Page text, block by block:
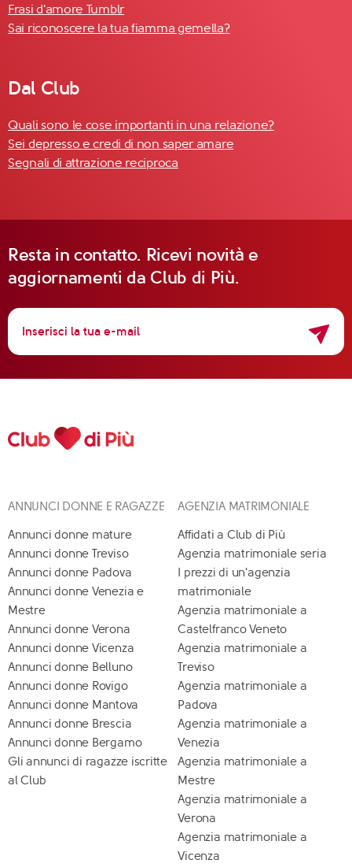
Frasi d'amore Tumblr
Sai riconoscere la tua fiamma gemella?
Dal Club
Quali sono le cose importanti in una relazione?
Sei depresso e credi di non saper amare
Segnali di attrazione reciproca
Resta in contatto. Ricevi novità e
aggiornamenti da Club di Più.
ANNUNCI DONNE E RAGAZZE
Annunci donne mature
Annunci donne Treviso
Annunci donne Padova
Annunci donne Venezia e
Mestre
Annunci donne Verona
Annunci donne Vicenza
Annunci donne Belluno
Annunci donne Rovigo
Annunci donne Mantova
Annunci donne Brescia
Annunci donne Bergamo
Gli annunci di ragazze iscritte
al Club
AGENZIA MATRIMONIALE
Affidati a Club di Più
Agenzia matrimoniale seria
I prezzi di un'agenzia
matrimoniale
Agenzia matrimoniale a
Castelfranco Veneto
Agenzia matrimoniale a
Treviso
Agenzia matrimoniale a
Padova
Agenzia matrimoniale a
Venezia
Agenzia matrimoniale a
Mestre
Agenzia matrimoniale a
Verona
Agenzia matrimoniale a
Vicenza